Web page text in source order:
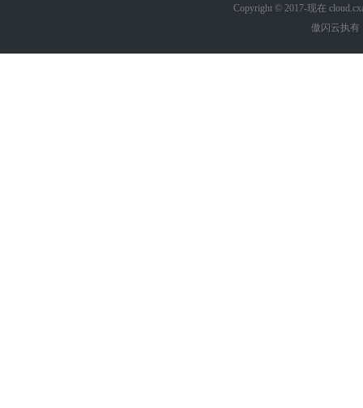
Copyright © 2017-现在
傲闪云执有